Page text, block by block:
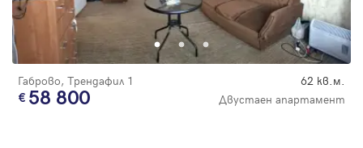
Габрово, Трендафил 1 62 кв.м.
58 800 Двустаен апартамент